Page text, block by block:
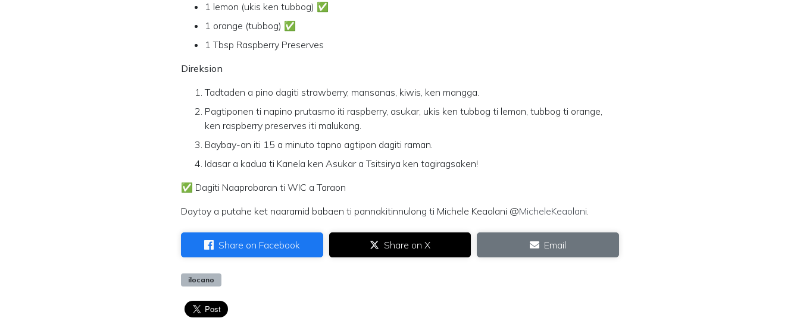
1 lemon (ukis ken tubbog) ✅
1 orange (tubbog) ✅
1 Tbsp Raspberry Preserves
Direksion
Tadtaden a pino dagiti strawberry, mansanas, kiwis, ken mangga.
Pagtiponen ti napino prutasmo iti raspberry, asukar, ukis ken tubbog ti lemon, tubbog ti orange,
ken raspberry preserves iti malukong.
Baybay-an iti 15 a minuto tapno agtipon dagiti raman.
Idasar a kadua ti Kanela ken Asukar a Tsitsirya ken tagiragsaken!
✅ Dagiti Naaprobaran ti WIC a Taraon
Daytoy a putahe ket naaramid babaen ti pannakitinnulong ti Michele Keaolani @MicheleKeaolani.
Share on Facebook Share on X Email
ilocano